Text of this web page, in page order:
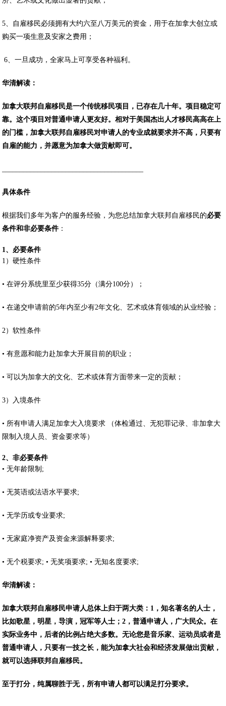
5、自雇移民必须拥有大约六至八万美元的资金，用于在加拿大创立或
购买一项生意及安家之费用；
6、一旦成功，全家马上可享受各种福利。
华清解读：
加拿大联邦自雇移民是一个传统移民项目，已存在几十年。项目稳定可
靠。这个项目对普通申请人更友好。相对于美国杰出人才移民高高在上
的门槛，加拿大联邦自雇移民对申请人的专业成就要求并不高，只要有
自雇的能力，并愿意为加拿大做贡献即可。
具体条件
根据我们多年为客户的服务经验，为您总结加拿大联邦自雇移民的必要
条件和非必要条件：
1、必要条件
1）硬性条件
• 在评分系统里至少获得35分（满分100分）；
• 在递交申请前的5年内至少有2年文化、艺术或体育领域的从业经验；
2）软性条件
• 有意愿和能力赴加拿大开展目前的职业；
• 可以为加拿大的文化、艺术或体育方面带来一定的贡献；
3）入境条件
• 所有申请人满足加拿大入境要求 （体检通过、无犯罪记录、非加拿大
限制入境人员、资金要求等）
2、非必要条件
• 无年龄限制;
• 无英语或法语水平要求;
• 无学历或专业要求;
• 无家庭净资产及资金来源解释要求;
• 无个税要求; • 无奖项要求; • 无知名度要求;
华清解读：
加拿大联邦自雇移民申请人总体上归于两大类：1，知名著名的人士，
比如歌星，明星，导演，冠军等人士；2，普通申请人，广大民众。在
实际业务中，后者的比例占绝大多数。无论您是音乐家、运动员或者是
普通申请人，只要有一技之长，能为加拿大社会和经济发展做出贡献，
就可以选择联邦自雇移民。
至于打分，纯属聊胜于无，所有申请人都可以满足打分要求。